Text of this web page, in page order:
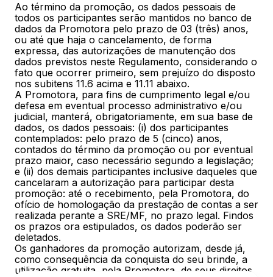
Ao término da promoção, os dados pessoais de
todos os participantes serão mantidos no banco de
dados da Promotora pelo prazo de 03 (três) anos,
ou até que haja o cancelamento, de forma
expressa, das autorizações de manutenção dos
dados previstos neste Regulamento, considerando o
fato que ocorrer primeiro, sem prejuízo do disposto
nos subitens 11.6 acima e 11.11 abaixo.
A Promotora, para fins de cumprimento legal e/ou
defesa em eventual processo administrativo e/ou
judicial, manterá, obrigatoriamente, em sua base de
dados, os dados pessoais: (i) dos participantes
contemplados: pelo prazo de 5 (cinco) anos,
contados do término da promoção ou por eventual
prazo maior, caso necessário segundo a legislação;
e (ii) dos demais participantes inclusive daqueles que
cancelaram a autorização para participar desta
promoção: até o recebimento, pela Promotora, do
ofício de homologação da prestação de contas a ser
realizada perante a SRE/MF, no prazo legal. Findos
os prazos ora estipulados, os dados poderão ser
deletados.
Os ganhadores da promoção autorizam, desde já,
como consequência da conquista do seu brinde, a
utilização gratuita, pela Promotora, de seus direitos